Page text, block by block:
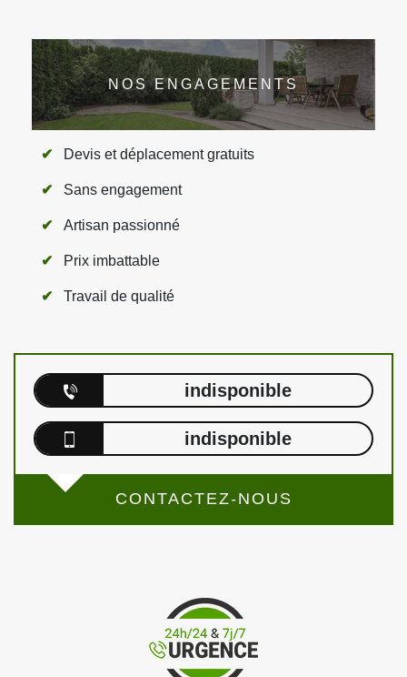
NOS ENGAGEMENTS
Devis et déplacement gratuits
Sans engagement
Artisan passionné
Prix imbattable
Travail de qualité
indisponible
indisponible
CONTACTEZ-NOUS